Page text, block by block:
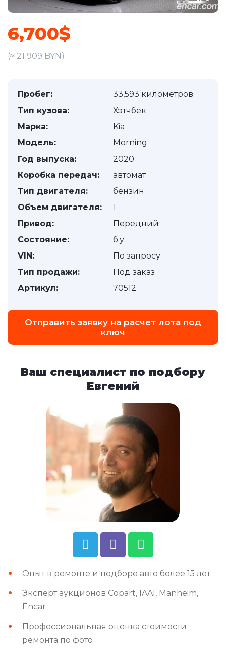
6,700$
(≈ 21 909 BYN)
Пробег:
33,593 километров
Тип кузова:
Хэтчбек
Марка:
Kia
Модель:
Morning
Год выпуска:
2020
Коробка передач:
автомат
Тип двигателя:
бензин
Объем двигателя:
1
Привод:
Передний
Состояние:
б.у.
VIN:
По запросу
Тип продажи:
Под заказ
Артикул:
70512
Отправить заявку на расчет лота под
ключ
Ваш специалист по подбору
Евгений
Опыт в ремонте и подборе авто более 15 лет
Эксперт аукционов Copart, IAAI, Manheim,
Encar
Профессиональная оценка стоимости
ремонта по фото